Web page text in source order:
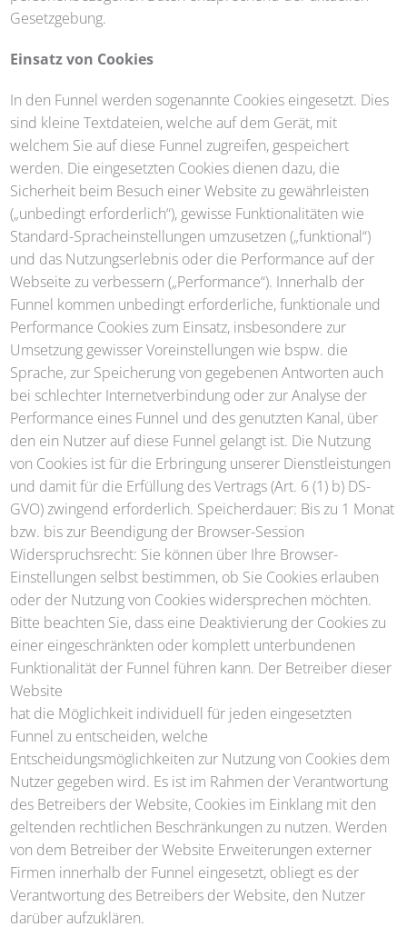
Gesetzgebung.
Einsatz von Cookies
In den Funnel werden sogenannte Cookies eingesetzt. Dies
sind kleine Textdateien, welche auf dem Gerät, mit
welchem Sie auf diese Funnel zugreifen, gespeichert
werden. Die eingesetzten Cookies dienen dazu, die
Sicherheit beim Besuch einer Website zu gewährleisten
(„unbedingt erforderlich“), gewisse Funktionalitäten wie
Standard-Spracheinstellungen umzusetzen („funktional“)
und das Nutzungserlebnis oder die Performance auf der
Webseite zu verbessern („Performance“). Innerhalb der
Funnel kommen unbedingt erforderliche, funktionale und
Performance Cookies zum Einsatz, insbesondere zur
Umsetzung gewisser Voreinstellungen wie bspw. die
Sprache, zur Speicherung von gegebenen Antworten auch
bei schlechter Internetverbindung oder zur Analyse der
Performance eines Funnel und des genutzten Kanal, über
den ein Nutzer auf diese Funnel gelangt ist. Die Nutzung
von Cookies ist für die Erbringung unserer Dienstleistungen
und damit für die Erfüllung des Vertrags (Art. 6 (1) b) DS-
GVO) zwingend erforderlich. Speicherdauer: Bis zu 1 Monat
bzw. bis zur Beendigung der Browser-Session
Widerspruchsrecht: Sie können über Ihre Browser-
Einstellungen selbst bestimmen, ob Sie Cookies erlauben
oder der Nutzung von Cookies widersprechen möchten.
Bitte beachten Sie, dass eine Deaktivierung der Cookies zu
einer eingeschränkten oder komplett unterbundenen
Funktionalität der Funnel führen kann. Der Betreiber dieser
Website
hat die Möglichkeit individuell für jeden eingesetzten
Funnel zu entscheiden, welche
Entscheidungsmöglichkeiten zur Nutzung von Cookies dem
Nutzer gegeben wird. Es ist im Rahmen der Verantwortung
des Betreibers der Website, Cookies im Einklang mit den
geltenden rechtlichen Beschränkungen zu nutzen. Werden
von dem Betreiber der Website Erweiterungen externer
Firmen innerhalb der Funnel eingesetzt, obliegt es der
Verantwortung des Betreibers der Website, den Nutzer
darüber aufzuklären.